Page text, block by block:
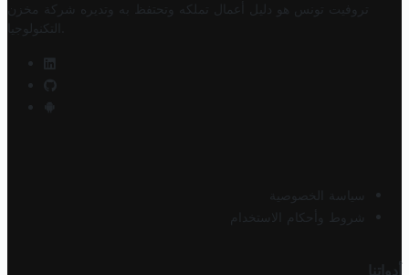
تروفيت تونس هو دليل أعمال تملكه وتحتفظ به وتديره
شركة مخزن
التكنولوجيا
سياسة الخصوصية
شروط وأحكام الاستخدام
أدواتنا